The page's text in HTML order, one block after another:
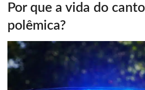
Por que a vida do
polêmica?